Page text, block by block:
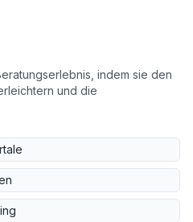
indem sie den
und die